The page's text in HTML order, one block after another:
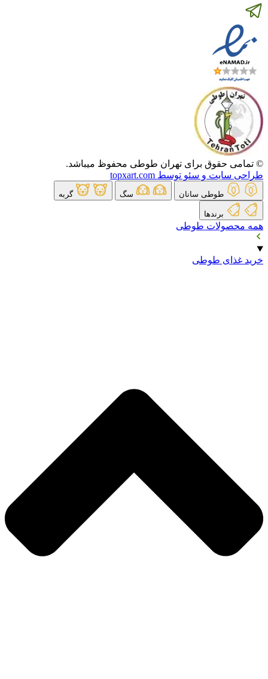
© تمامی حقوق برای تهران طوطی محفوظ میباشد.
طراحی سایت و سئو توسط topxart.com
طوطی سانان سگ گربه
برندها
همه محصولات طوطی
خرید غذای طوطی